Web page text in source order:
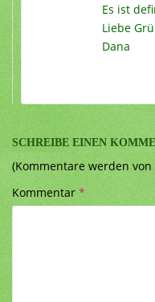
Es ist
Liebe
Dana
SCHREIBE EINEN
(Kommentare werden
Kommentar*